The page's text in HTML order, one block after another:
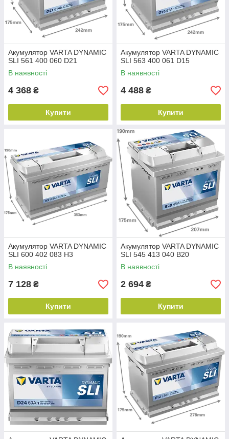
Акумулятор VARTA DYNAMIC
SLI 561 400 060 D21
В наявності
4 368 ₴
Купити
Акумулятор VARTA DYNAMIC
SLI 563 400 061 D15
В наявності
4 488 ₴
Купити
Акумулятор VARTA DYNAMIC
SLI 600 402 083 H3
В наявності
7 128 ₴
Купити
Акумулятор VARTA DYNAMIC
SLI 545 413 040 B20
В наявності
2 694 ₴
Купити